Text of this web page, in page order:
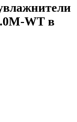
WT в